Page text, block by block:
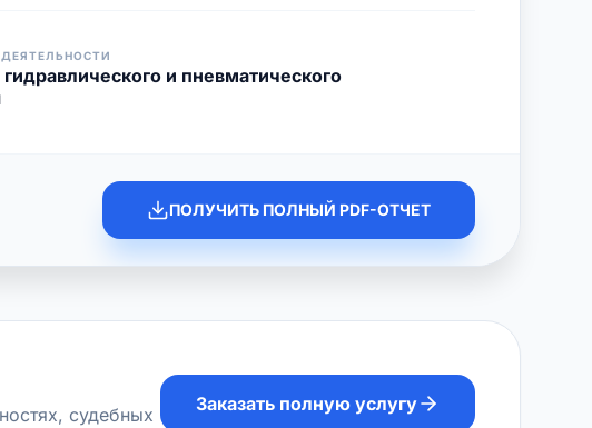
и пневматического
ПОЛУЧИТЬ ПОЛНЫЙ PDF-ОТЧЕТ
судебных
Заказать полную услугу